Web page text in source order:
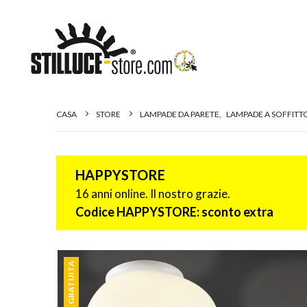
CASA STORE LAMPADE DA PARETE, LAMPADE A
HAPPYSTORE
16 anni online. Il nostro grazie.
Codice HAPPYSTORE: sconto extra